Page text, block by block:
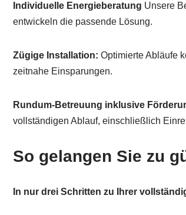
Individuelle Energieberatung Unsere
entwickeln die passende Lösung.
Zügige Installation: Optimierte Abläufe
zeitnahe Einsparungen.
Rundum-Betreuung inklusive
vollständigen Ablauf, einschließlich
So gelangen Sie zu
In nur drei Schritten zu Ihrer